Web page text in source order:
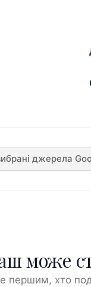
джерела
може
першим, хто